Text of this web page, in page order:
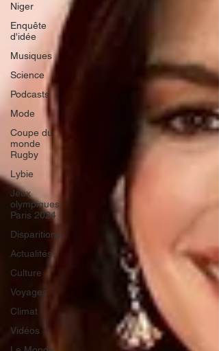
Niger
Enquête
d'idée
Musiques
Science
Podcasts
Mode
Coupe du
monde
Rugby
Lybie
Jeux
olympiques
Paris 2024
Disparitions
Actualités
Culture
Voyages
Climat
Vidéos